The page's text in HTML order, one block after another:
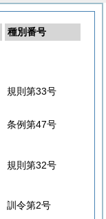
種別番号
規則第33号
条例第47号
規則第32号
訓令第2号